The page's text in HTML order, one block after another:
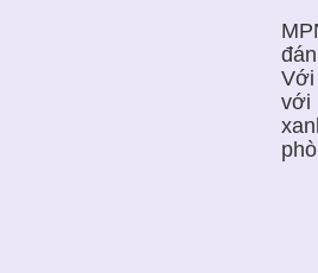
Với
với